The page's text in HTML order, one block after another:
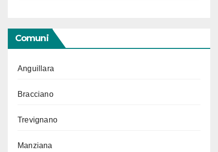
Comuni
Anguillara
Bracciano
Trevignano
Manziana